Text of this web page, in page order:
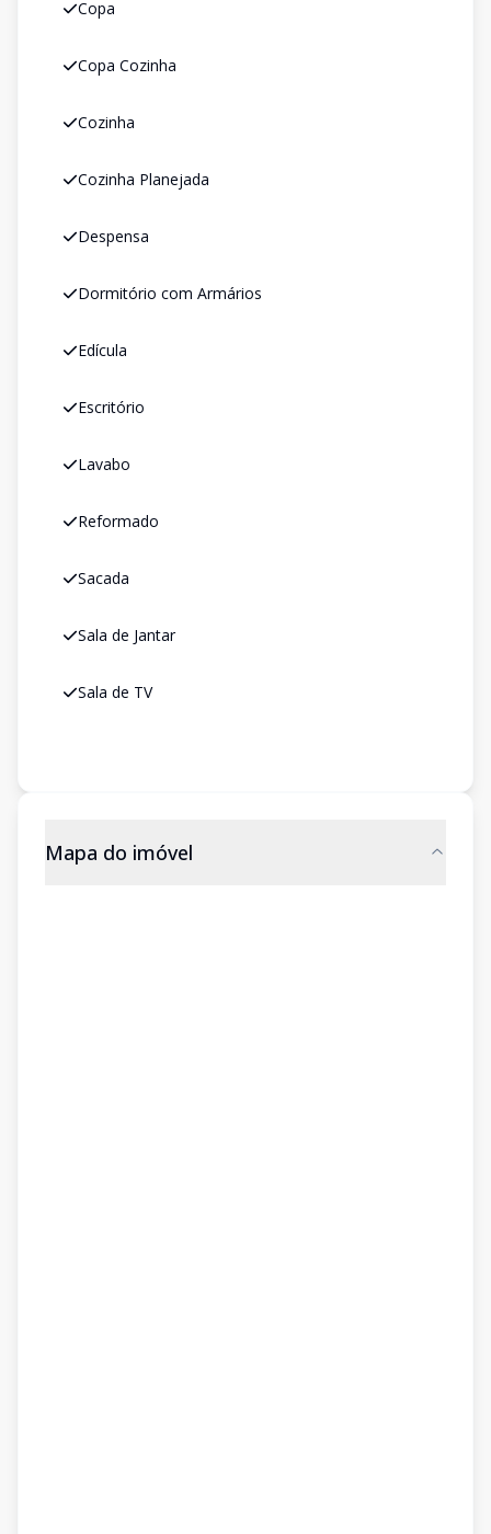
Copa
Copa Cozinha
Cozinha
Cozinha Planejada
Despensa
Dormitório com Armários
Edícula
Escritório
Lavabo
Reformado
Sacada
Sala de Jantar
Sala de TV
Mapa do imóvel